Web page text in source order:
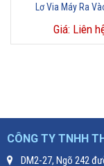
Lơ Via Máy Ra
Giá: Liên
CÔNG TY TNHH
DM2-27, Ngõ 242